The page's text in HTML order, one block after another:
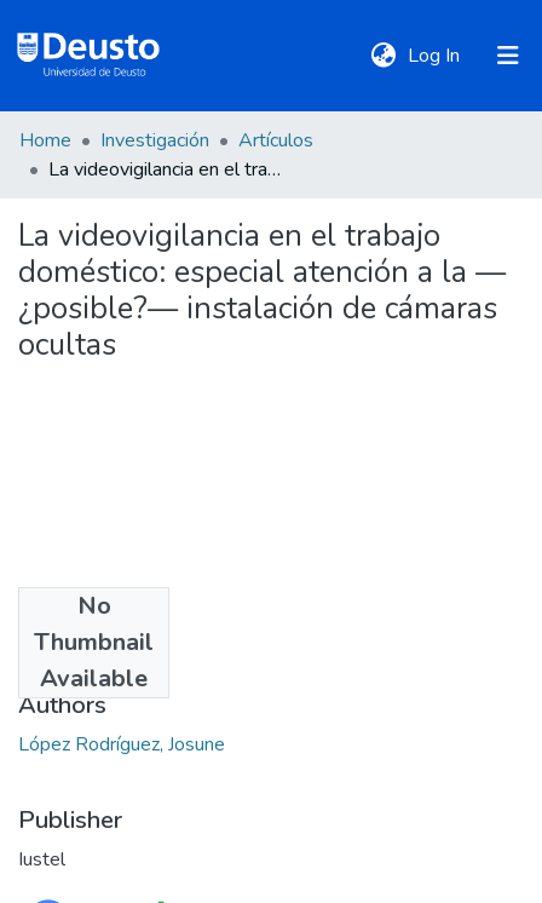
Log In (current)
DeustoTeka
Communities
&
Collections
Home Investigación
Artículos
La videovigilancia en el trabajo doméstico: especial atención a la —¿posible?— instalación de cámaras ocultas
La videovigilancia en el trabajo
doméstico: especial atención a la —
¿posible?— instalación de cámaras
ocultas
No
Thumbnail
Available
2022-11
Authors
López Rodríguez, Josune
Publisher
Iustel